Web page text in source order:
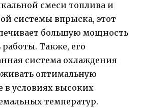
смеси топлива и
системы впрыска, этот
большую мощность
Также, его
система охлаждения
оптимальную
в условиях высоких
температур.